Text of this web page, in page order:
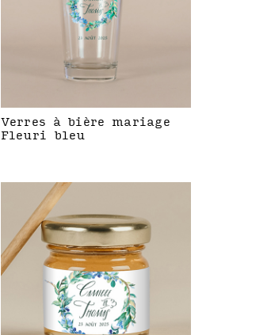
Verres à bière mariage
Fleuri bleu